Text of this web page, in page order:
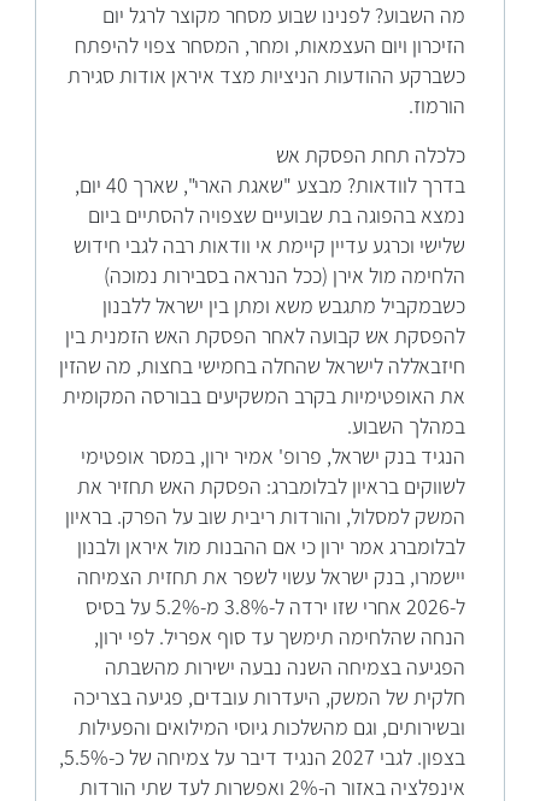
מה השבוע? לפנינו שבוע מסחר מקוצר לרגל יום
הזיכרון ויום העצמאות, ומחר, המסחר צפוי להיפתח
כשברקע ההודעות הניציות מצד איראן אודות סגירת
הורמוז.
כלכלה תחת הפסקת אש
בדרך לוודאות? מבצע "שאגת הארי", שארך 40 יום,
נמצא בהפוגה בת שבועיים שצפויה להסתיים ביום
שלישי וכרגע עדיין קיימת אי וודאות רבה לגבי חידוש
הלחימה מול אירן (ככל הנראה בסבירות נמוכה)
כשבמקביל מתגבש משא ומתן בין ישראל ללבנון
להפסקת אש קבועה לאחר הפסקת האש הזמנית בין
חיזבאללה לישראל שהחלה בחמישי בחצות, מה שהזין
את האופטימיות בקרב המשקיעים בבורסה המקומית
במהלך השבוע.
הנגיד בנק ישראל, פרופ' אמיר ירון, במסר אופטימי
לשווקים בראיון לבלומברג: הפסקת האש תחזיר את
המשק למסלול, והורדות ריבית שוב על הפרק. בראיון
לבלומברג אמר ירון כי אם ההבנות מול איראן ולבנון
יישמרו, בנק ישראל עשוי לשפר את תחזית הצמיחה
ל-2026 אחרי שזו ירדה ל-3.8% מ-5.2% על בסיס
הנחה שהלחימה תימשך עד סוף אפריל. לפי ירון,
הפגיעה בצמיחה השנה נבעה ישירות מהשבתה
חלקית של המשק, היעדרות עובדים, פגיעה בצריכה
ובשירותים, וגם מהשלכות גיוסי המילואים והפעילות
בצפון. לגבי 2027 הנגיד דיבר על צמיחה של כ-5.5%,
אינפלציה באזור ה-2% ואפשרות לעד שתי הורדות